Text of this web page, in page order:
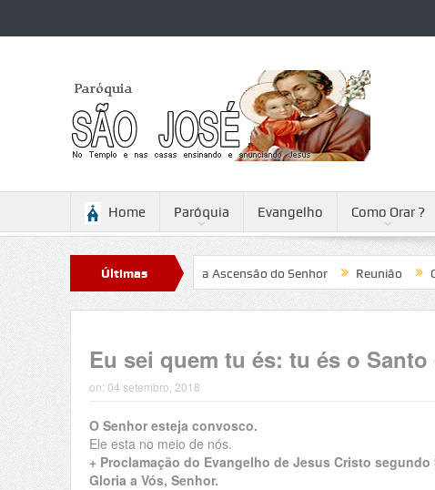
Home Paróquia Evangelho Como Orar ?
Últimas
Notícias
Reflexão para a Ascensão do Senhor Reunião
Eu sei quem tu és: tu és o Santo
on: 04 setembro, 2018
O Senhor esteja convosco.
Ele esta no meio de nós.
+ Proclamação do Evangelho de Jesus Cristo segundo
Gloria a Vós, Senhor.